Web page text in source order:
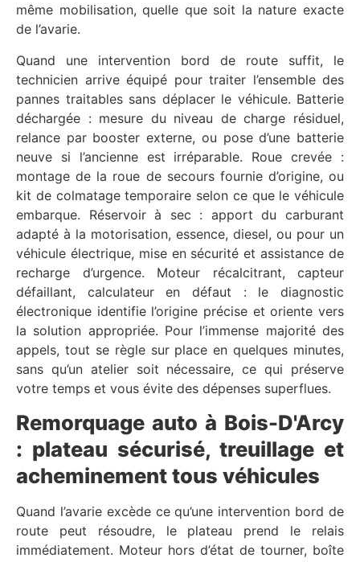
même mobilisation, quelle que soit la nature exacte
de l’avarie.
Quand une intervention bord de route suffit, le
technicien arrive équipé pour traiter l’ensemble des
pannes traitables sans déplacer le véhicule. Batterie
déchargée : mesure du niveau de charge résiduel,
relance par booster externe, ou pose d’une batterie
neuve si l’ancienne est irréparable. Roue crevée :
montage de la roue de secours fournie d’origine, ou
kit de colmatage temporaire selon ce que le véhicule
embarque. Réservoir à sec : apport du carburant
adapté à la motorisation, essence, diesel, ou pour un
véhicule électrique, mise en sécurité et assistance de
recharge d’urgence. Moteur récalcitrant, capteur
défaillant, calculateur en défaut : le diagnostic
électronique identifie l’origine précise et oriente vers
la solution appropriée. Pour l’immense majorité des
appels, tout se règle sur place en quelques minutes,
sans qu’un atelier soit nécessaire, ce qui préserve
votre temps et vous évite des dépenses superflues.
Remorquage auto à Bois-D'Arcy
: plateau sécurisé, treuillage et
acheminement tous véhicules
Quand l’avarie excède ce qu’une intervention bord de
route peut résoudre, le plateau prend le relais
immédiatement. Moteur hors d’état de tourner, boîte